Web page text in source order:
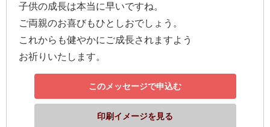
子供の成長は本当に早いですね。
ご両親のお喜びもひとしおでしょう。
これからも健やかにご成長されますよう
お祈りいたします。
このメッセージで申込む
印刷イメージを見る